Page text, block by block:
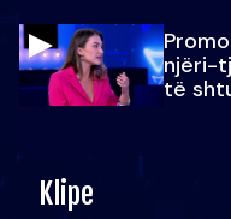
njëri-
të
Klipe